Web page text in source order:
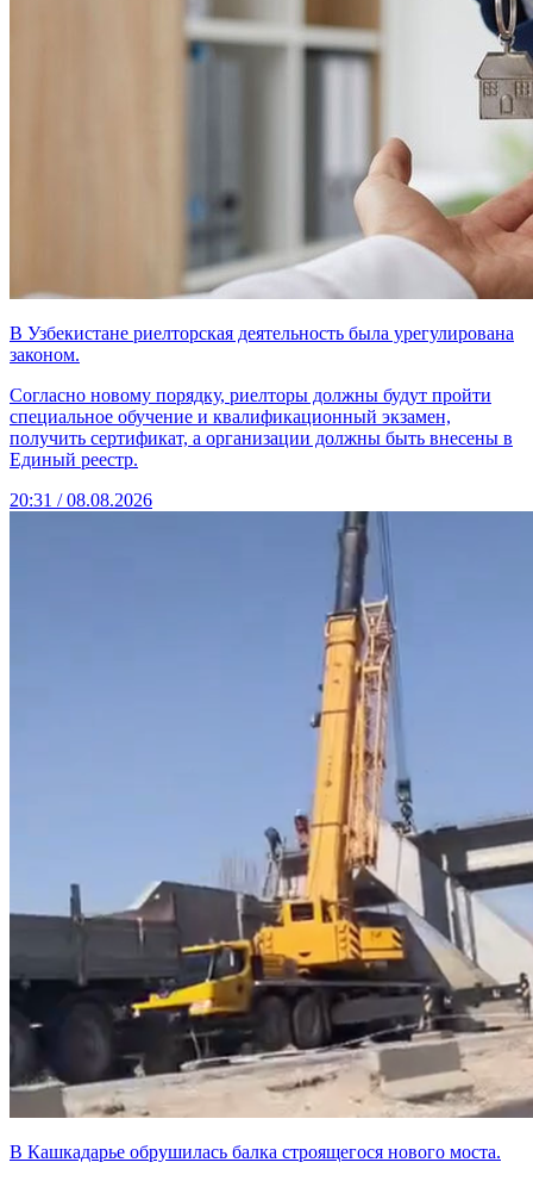
В Узбекистане риелторская деятельность была урегулирована
законом.
Согласно новому порядку, риелторы должны будут пройти
специальное обучение и квалификационный экзамен,
получить сертификат, а организации должны быть внесены в
Единый реестр.
20:31 / 08.08.2026
В Кашкадарье обрушилась балка строящегося нового моста.